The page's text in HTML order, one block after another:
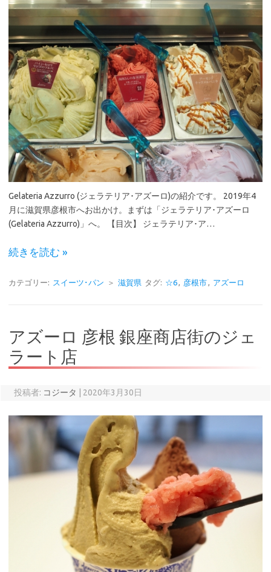
Gelateria Azzurro (ジェラテリア･アズーロ)の紹介です。 2019年4
月に滋賀県彦根市へお出かけ。まずは「ジェラテリア･アズーロ
(Gelateria Azzurro)」へ。 【目次】 ジェラテリア･ア…
続きを読む »
カテゴリー: スイーツ･パン ＞ 滋賀県 タグ: ☆6 彦根市 アズーロ
アズーロ 彦根 銀座商店街のジェ
ラート店
投稿者: コジータ 2020年3月30日